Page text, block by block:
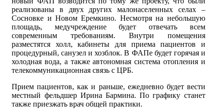
реализованы в двух других малонаселенных селах –
Сосновке и Новом Еремкино. Несмотря на небольшую
площадь, медучреждение будет отвечать всем
современным требованиям. Внутри помещения
разместятся холл, кабинеты для приема пациентов и
процедурный, санузел и хозблок. В ФАПе будет горячая и
холодная вода, а также автономная система отопления и
телекоммуникационная связь с ЦРБ.
Прием пациентов, как и раньше, ежедневно будет вести
местный фельдшер Ирина Бармина. По графику станет
также приезжать врач общей практики.